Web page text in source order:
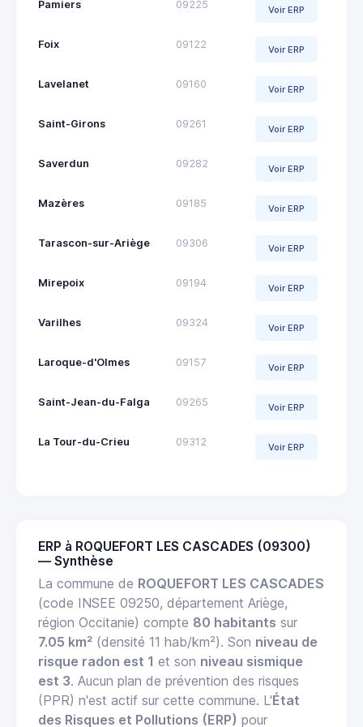
Pamiers 09225 Voir ERP
Foix 09122 Voir ERP
Lavelanet 09160 Voir ERP
Saint-Girons 09261 Voir ERP
Saverdun 09282 Voir ERP
Mazères 09185 Voir ERP
Tarascon-sur-Ariège 09306 Voir ERP
Mirepoix 09194 Voir ERP
Varilhes 09324 Voir ERP
Laroque-d'Olmes 09157 Voir ERP
Saint-Jean-du-Falga 09265 Voir ERP
La Tour-du-Crieu 09312 Voir ERP
ERP à ROQUEFORT LES CASCADES (09300)
— Synthèse
La commune de ROQUEFORT LES CASCADES
(code INSEE 09250, département Ariège,
région Occitanie) compte 80 habitants sur
7.05 km² (densité 11 hab/km²). Son niveau de
risque radon est 1 et son niveau sismique
est 3. Aucun plan de prévention des risques
(PPR) n'est actif sur cette commune. L'État
des Risques et Pollutions (ERP) pour